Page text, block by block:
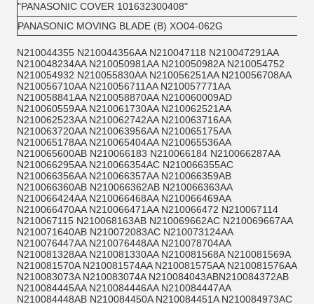
"PANASONIC COVER 101632300408"
PANASONIC MOVING BLADE (B) XO04-062G
N210044355 N210044356AA N210047118 N210047291AA
N210048234AA N210050981AA N210050982A N210054752
N210054932 N210055830AA N210056251AA N210056708AA
N210056710AA N210056711AA N210057771AA
N210058841AA N210058870AA N210060009AD
N210060559AA N210061730AA N210062521AA
N210062523AA N210062742AA N210063716AA
N210063720AA N210063956AA N210065175AA
N210065178AA N210065404AA N210065536AA
N210065600AB N210066183 N210066184 N210066287AA
N210066295AA N210066354AC N210066355AC
N210066356AA N210066357AA N210066359AB
N210066360AB N210066362AB N210066363AA
N210066424AA N210066468AA N210066469AA
N210066470AA N210066471AA N210066472 N210067114
N210067115 N210068163AB N210069662AC N210069667AA
N210071640AB N210072083AC N210073124AA
N210076447AA N210076448AA N210078704AA
N210081328AA N210081330AA N210081568A N210081569A
N210081570A N210081574AA N210081575AA N210081576AA
N210083073A N210083074A N210084043ABN210084372AB
N210084445AA N210084446AA N210084447AA
N210084448AB N210084450A N210084451A N210084973AC